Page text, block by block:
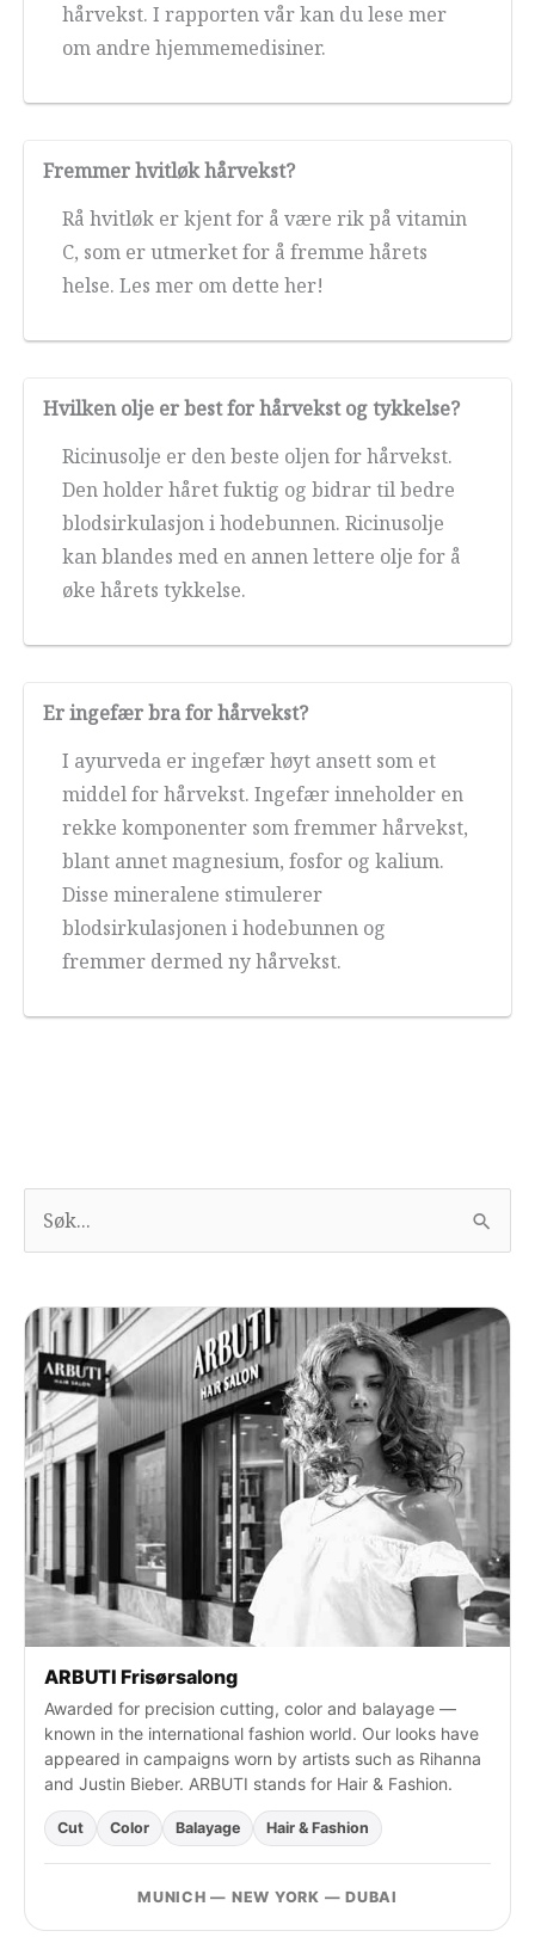
hårvekst. I rapporten vår kan du lese mer
om andre hjemmemedisiner.
Fremmer hvitløk hårvekst?
Rå hvitløk er kjent for å være rik på vitamin
C, som er utmerket for å fremme hårets
helse. Les mer om dette her!
Hvilken olje er best for hårvekst og tykkelse?
Ricinusolje er den beste oljen for hårvekst.
Den holder håret fuktig og bidrar til bedre
blodsirkulasjon i hodebunnen. Ricinusolje
kan blandes med en annen lettere olje for å
øke hårets tykkelse.
Er ingefær bra for hårvekst?
I ayurveda er ingefær høyt ansett som et
middel for hårvekst. Ingefær inneholder en
rekke komponenter som fremmer hårvekst,
blant annet magnesium, fosfor og kalium.
Disse mineralene stimulerer
blodsirkulasjonen i hodebunnen og
fremmer dermed ny hårvekst.
e
n
n
a
c
h
ARBUTI Frisørsalong
Awarded for precision cutting, color and balayage —
known in the international fashion world. Our looks have
appeared in campaigns worn by artists such as Rihanna
and Justin Bieber. ARBUTI stands for Hair & Fashion.
Cut Color Balayage Hair & Fashion
MUNICH — NEW YORK — DUBAI